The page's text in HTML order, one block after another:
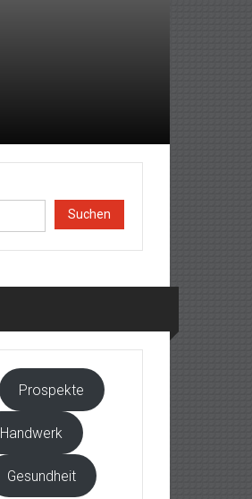
Suchen
Prospekte
Handwerk
Gesundheit